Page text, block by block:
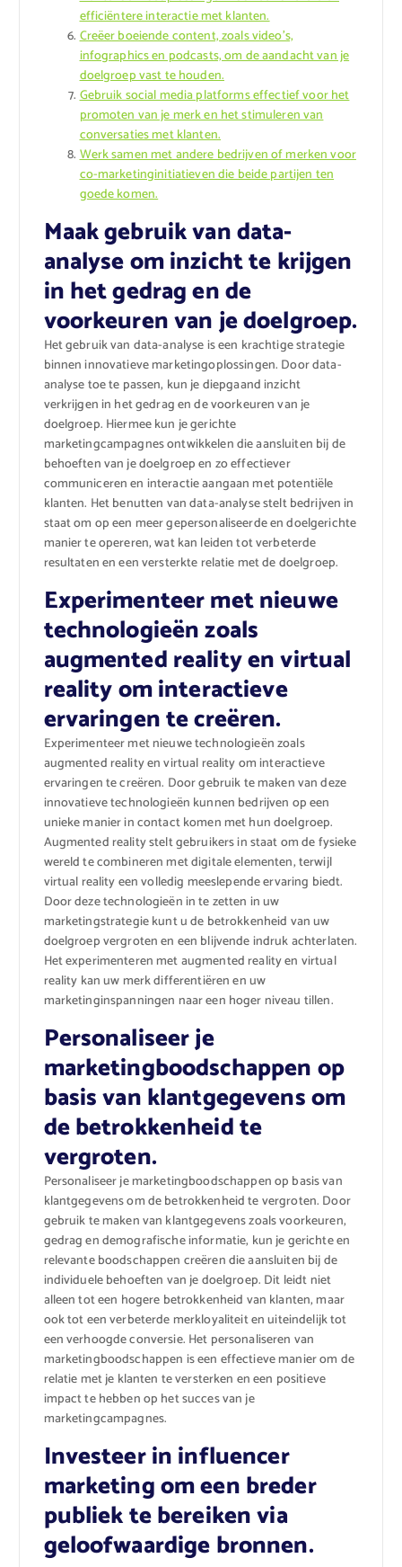
efficiëntere interactie met klanten.
Creëer boeiende content, zoals video’s,
infographics en podcasts, om de aandacht van je
doelgroep vast te houden.
Gebruik social media platforms effectief voor het
promoten van je merk en het stimuleren van
conversaties met klanten.
Werk samen met andere bedrijven of merken voor
co-marketinginitiatieven die beide partijen ten
goede komen.
Maak gebruik van data-
analyse om inzicht te krijgen
in het gedrag en de
voorkeuren van je doelgroep.
Het gebruik van data-analyse is een krachtige strategie
binnen innovatieve marketingoplossingen. Door data-
analyse toe te passen, kun je diepgaand inzicht
verkrijgen in het gedrag en de voorkeuren van je
doelgroep. Hiermee kun je gerichte
marketingcampagnes ontwikkelen die aansluiten bij de
behoeften van je doelgroep en zo effectiever
communiceren en interactie aangaan met potentiële
klanten. Het benutten van data-analyse stelt bedrijven in
staat om op een meer gepersonaliseerde en doelgerichte
manier te opereren, wat kan leiden tot verbeterde
resultaten en een versterkte relatie met de doelgroep.
Experimenteer met nieuwe
technologieën zoals
augmented reality en virtual
reality om interactieve
ervaringen te creëren.
Experimenteer met nieuwe technologieën zoals
augmented reality en virtual reality om interactieve
ervaringen te creëren. Door gebruik te maken van deze
innovatieve technologieën kunnen bedrijven op een
unieke manier in contact komen met hun doelgroep.
Augmented reality stelt gebruikers in staat om de fysieke
wereld te combineren met digitale elementen, terwijl
virtual reality een volledig meeslepende ervaring biedt.
Door deze technologieën in te zetten in uw
marketingstrategie kunt u de betrokkenheid van uw
doelgroep vergroten en een blijvende indruk achterlaten.
Het experimenteren met augmented reality en virtual
reality kan uw merk differentiëren en uw
marketinginspanningen naar een hoger niveau tillen.
Personaliseer je
marketingboodschappen op
basis van klantgegevens om
de betrokkenheid te
vergroten.
Personaliseer je marketingboodschappen op basis van
klantgegevens om de betrokkenheid te vergroten. Door
gebruik te maken van klantgegevens zoals voorkeuren,
gedrag en demografische informatie, kun je gerichte en
relevante boodschappen creëren die aansluiten bij de
individuele behoeften van je doelgroep. Dit leidt niet
alleen tot een hogere betrokkenheid van klanten, maar
ook tot een verbeterde merkloyaliteit en uiteindelijk tot
een verhoogde conversie. Het personaliseren van
marketingboodschappen is een effectieve manier om de
relatie met je klanten te versterken en een positieve
impact te hebben op het succes van je
marketingcampagnes.
Investeer in influencer
marketing om een breder
publiek te bereiken via
geloofwaardige bronnen.